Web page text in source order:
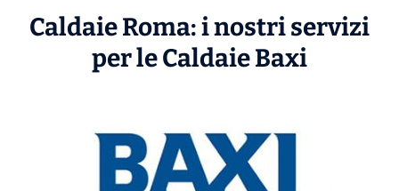
Caldaie Roma: i nostri servizi
per le CaldaieBaxi